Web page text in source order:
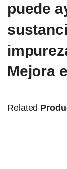
puede
Mejora
Related